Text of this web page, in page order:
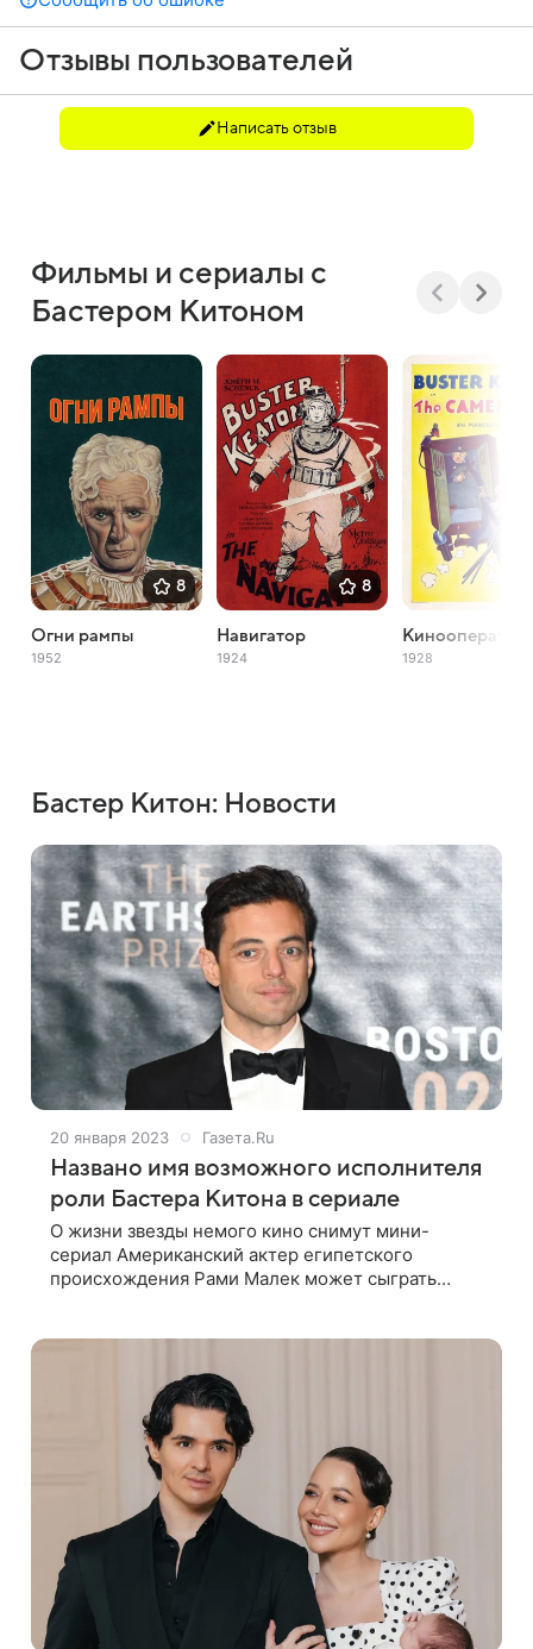
Отзывы пользователей
Написать отзыв
Фильмы и сериалы с
Бастером Китоном
8
Огни рампы
1952
8
Навигатор
1924
Кинооператор
1928
Бастер Китон: Новости
20 января 2023 Газета.Ru
Названо имя возможного исполнителя
роли Бастера Китона в сериале
О жизни звезды немого кино снимут мини-
сериал Американский актер египетского
происхождения Рами Малек может сыграть